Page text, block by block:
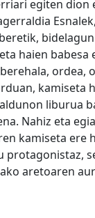
egiten dion
haien babesa
ordea,
kamiseta
liburua
Nahiz eta
kamiseta ere
protagonistaz,
aretoaren